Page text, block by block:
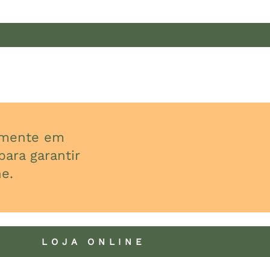
em
garantir
LOJA ONLINE